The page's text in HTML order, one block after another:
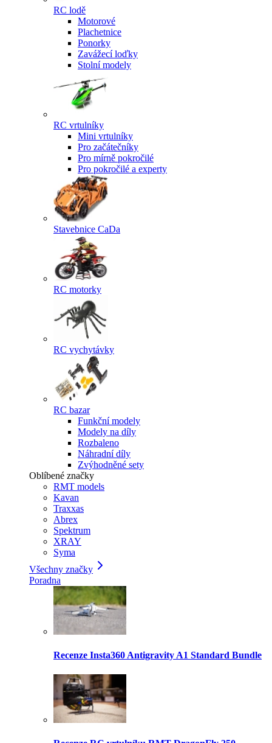
RC lodě
Motorové
Plachetnice
Ponorky
Zavážecí loďky
Stolní modely
RC vrtulníky
Mini vrtulníky
Pro začátečníky
Pro mírně pokročilé
Pro pokročilé a experty
Stavebnice CaDa
RC motorky
RC vychytávky
RC bazar
Funkční modely
Modely na díly
Rozbaleno
Náhradní díly
Zvýhodněné sety
Oblíbené značky
RMT models
Kavan
Traxxas
Abrex
Spektrum
XRAY
Syma
Všechny značky
Poradna
Recenze Insta360 Antigravity A1 Standard Bundle